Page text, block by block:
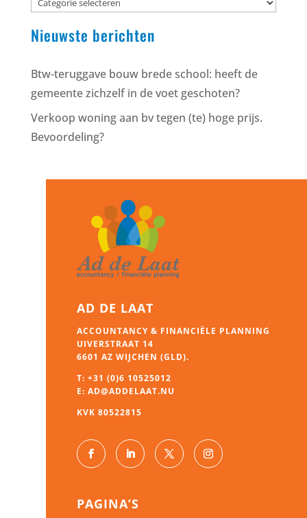
Nieuwste berichten
Btw-teruggave bouw brede school: heeft de
gemeente zichzelf in de voet geschoten?
Verkoop woning aan bv tegen (te) hoge prijs.
Bevoordeling?
AD DE LAAT
ACCOUNTANCY & FINANCIËLE PLANNING
UIVERSTRAAT 14
6601 AZ WIJCHEN (GLD).
T: +31 (0)6 10525012
E: AD@ADDELAAT.NU
KVK 80522815
PAGINA’S